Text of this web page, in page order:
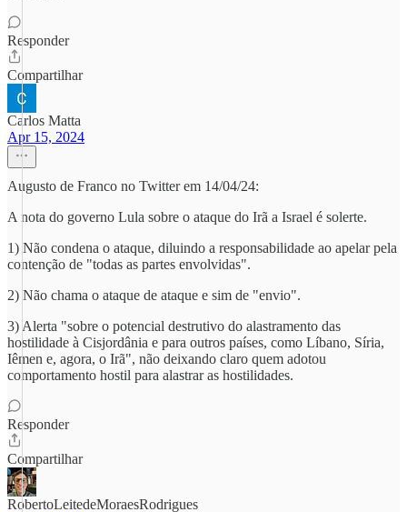
Responder
Compartilhar
Carlos Matta
Apr 15, 2024
Augusto de Franco no Twitter em 14/04/24:
A nota do governo Lula sobre o ataque do Irã a Israel é solerte.
1) Não condena o ataque, diluindo a responsabilidade ao apelar pela
contenção de "todas as partes envolvidas".
2) Não chama o ataque de ataque e sim de "envio".
3) Alerta "sobre o potencial destrutivo do alastramento das
hostilidade à Cisjordânia e para outros países, como Líbano, Síria,
Iêmen e, agora, o Irã", não deixando claro quem adotou
comportamento hostil para alastrar as hostilidades.
Responder
Compartilhar
RobertoLeitedeMoraesRodrigues